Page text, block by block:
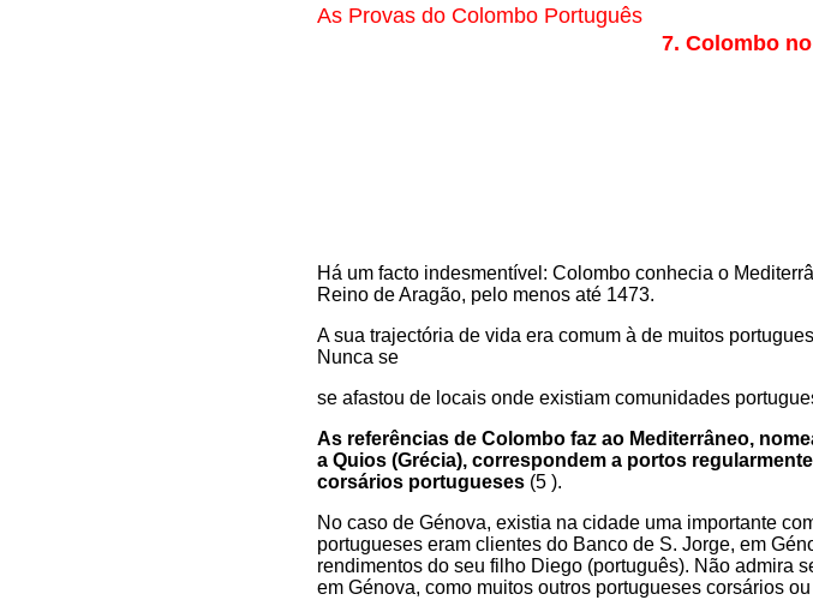
As Provas do Colombo Português
7. Colombo
Há um facto indesmentível: Colombo conhecia o
Reino de Aragão, pelo menos até 1473.
A sua trajectória de vida era comum à de muitos
Nunca se
se afastou de locais onde existiam comunidades
As referências de Colombo faz ao Mediterrâneo,
a Quios (Grécia), correspondem a portos
corsários portugueses(5 ).
No caso de Génova, existia na cidade uma importante
portugueses eram clientes do Banco de S. Jorge, em
rendimentos do seu filho Diego (português). Não admira
em Génova, como muitos outros portugueses corsários